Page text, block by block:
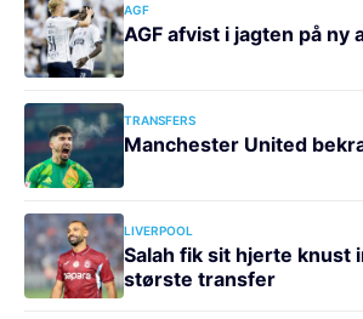
AGF
AGF afvist i jagten på ny
TRANSFERS
Manchester United
LIVERPOOL
Salah fik sit hjerte knust
største transfer